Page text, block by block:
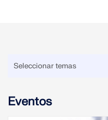
Eventos